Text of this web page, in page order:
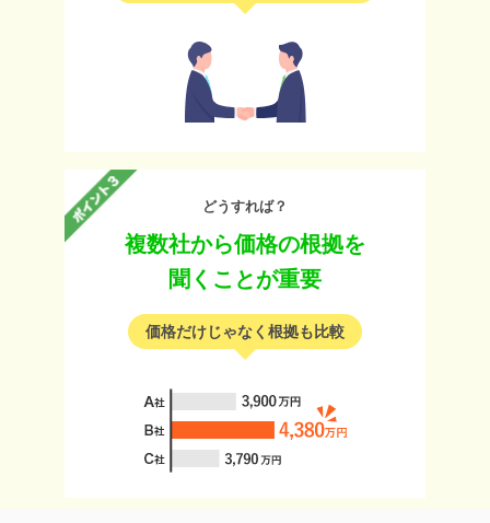
どうすれば？
複数社から価格の根拠を
聞くことが重要
価格だけじゃなく根拠も比較